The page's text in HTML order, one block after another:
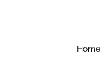
Home